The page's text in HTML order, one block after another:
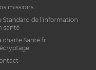
missions
Standard de l’information
santé
charte Santé.fr